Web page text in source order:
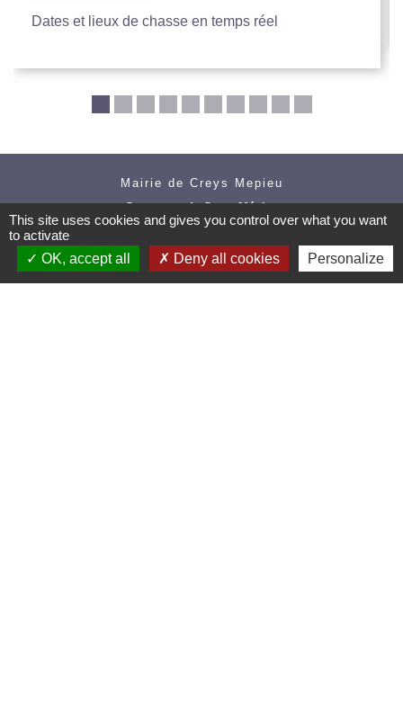
Dates et lieux de chasse en temps réel
Mairie de Creys Mepieu
Commune de Creys-Mépieu
35, place de la Mairie
+33 4 74 97 72 86
Contact par formulaire
This site uses cookies and gives you control over what you want
to activate
OK, accept all
Deny all cookies Personalize